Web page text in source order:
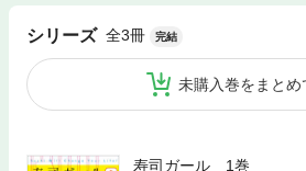
シリーズ 全3冊 完結
未購入巻をまとめ
寿司ガール 1巻